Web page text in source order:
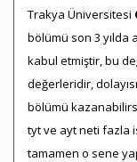
Trakya Üniversitesi
bölümü son 3 yılda
kabul etmiştir, bu
değerleridir,
bölümü
tyt ve ayt neti fazla
tamamen o sene